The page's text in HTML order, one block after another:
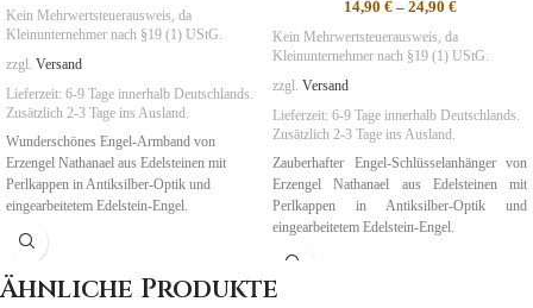
Kein Mehrwertsteuerausweis, da
Kleinunternehmer nach §19 (1) UStG.
zzgl. Versand
Lieferzeit: 6-9 Tage innerhalb Deutschlands.
Zusätzlich 2-3 Tage ins Ausland.
Wunderschönes Engel-Armband von
Erzengel Nathanael aus Edelsteinen mit
Perlkappen in Antiksilber-Optik und
eingearbeitetem Edelstein-Engel.
Symbolik
14,90 €– 24,90 €
Kein Mehrwertsteuerausweis, da
Kleinunternehmer nach §19 (1) UStG.
zzgl. Versand
Lieferzeit: 6-9 Tage innerhalb Deutschlands.
Zusätzlich 2-3 Tage ins Ausland.
Zauberhafter Engel-Schlüsselanhänger von
Erzengel Nathanael aus Edelsteinen mit
Perlkappen in Antiksilber-Optik und
eingearbeitetem Edelstein-Engel.
Symbolik
Ähnliche Produkte